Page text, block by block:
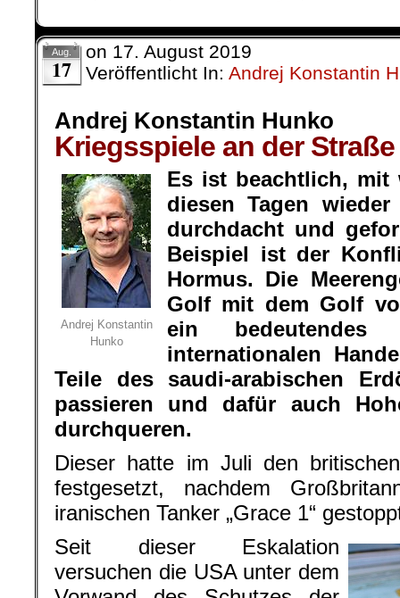
Aug.
17
on 17. August 2019
Veröffentlicht In: Andrej Konstantin
Andrej Konstantin Hunko
Kriegsspiele an der
Andrej Konstantin
Hunko
Es ist beachtlich, mit
diesen Tagen
durchdacht und
Beispiel ist der
Hormus. Die
Golf mit dem Golf
ein
internationalen
Teile des saudi-arabischen
passieren und dafür auch
durchqueren.
Dieser hatte im Juli den
festgesetzt, nachdem
iranischen Tanker „Grace 1“
Seit dieser Eskalation
versuchen die USA unter dem